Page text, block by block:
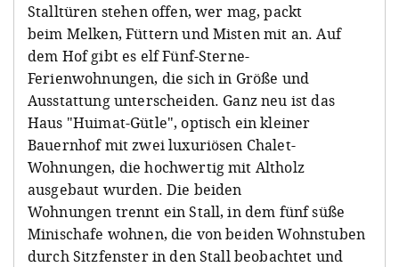
Stalltüren stehen offen, wer mag, packt
beim Melken, Füttern und Misten mit an. Auf
dem Hof gibt es elf Fünf-Sterne-
Ferienwohnungen, die sich in Größe und
Ausstattung unterscheiden. Ganz neu ist das
Haus "Huimat-Gütle", optisch ein kleiner
Bauernhof mit zwei luxuriösen Chalet-
Wohnungen, die hochwertig mit Altholz
ausgebaut wurden. Die beiden
Wohnungen trennt ein Stall, in dem fünf süße
Minischafe wohnen, die von beiden Wohnstuben
durch Sitzfenster in den Stall beobachtet und